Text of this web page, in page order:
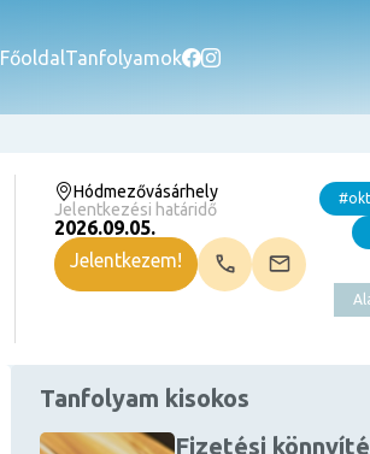
Főoldal Tanfolyamok
Hódmezővásárhely
Jelentkezési határidő
2026.09.05.
Jelentkezem!
Tanfolyam kisokos
Fizetési